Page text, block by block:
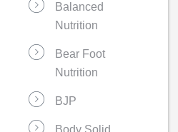
Balanced
Nutrition
Bear Foot
Nutrition
BJP